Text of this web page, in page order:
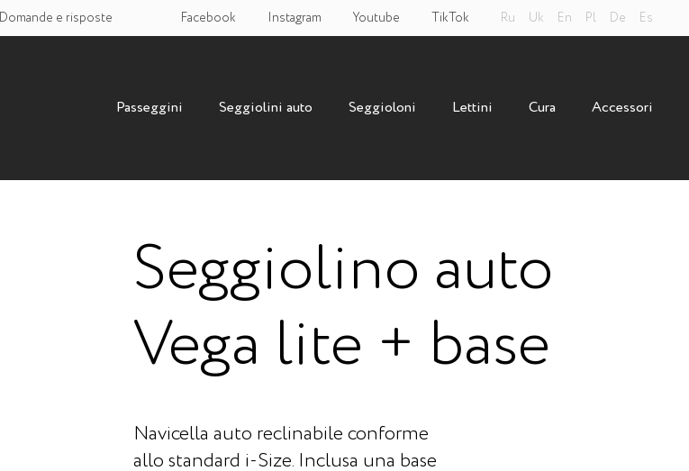
Domande e risposte Facebook Instagram Youtube TikTok Ru Uk En Pl De Es
Passeggini Seggiolini auto Seggioloni Lettini Cura Accessori
Seggiolino auto
Vega lite + base
Navicella auto reclinabile conforme
allo standard i-Size. Inclusa una base